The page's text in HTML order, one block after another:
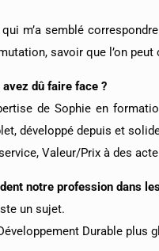
m’a semblé
mutation, savoir que l’on
dû faire face ?
de Sophie en
développé depuis et
Valeur/Prix à des
notre profession dans
un sujet.
Durable plus